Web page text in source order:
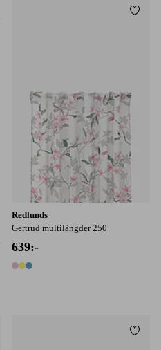
till i favoriter
Redlunds
Gertrud multilängder 250
639:-
3 färger
till i favoriter